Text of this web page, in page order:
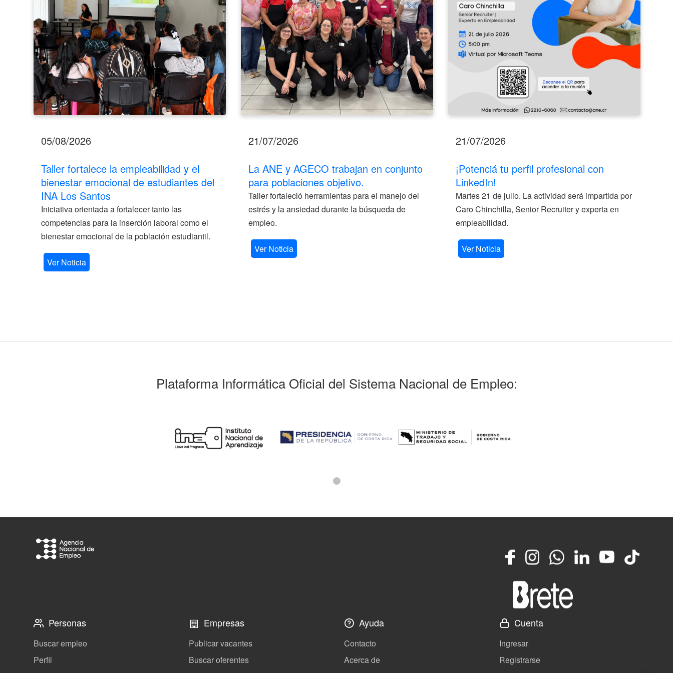
emocional
de
estudiantes
del
INA
Los
Santos
05/08/2026
Taller fortalece la empleabilidad y el
bienestar emocional de estudiantes del
INA Los Santos
Iniciativa orientada a fortalecer tanto las
competencias para la inserción laboral como el
bienestar emocional de la población estudiantil.
Ver Noticia
para
poblaciones
objetivo.
21/07/2026
La ANE y AGECO trabajan en conjunto
para poblaciones objetivo.
Taller fortaleció herramientas para el manejo del
estrés y la ansiedad durante la búsqueda de
empleo.
Ver Noticia
21/07/2026
¡Potenciá tu perfil profesional con
LinkedIn!
Martes 21 de julio. La actividad será impartida por
Caro Chinchilla, Senior Recruiter y experta en
empleabilidad.
Ver Noticia
Plataforma Informática Oficial del Sistema Nacional de Empleo:
FacebookInstagramWhatsappLinkedInYouTube
TikTok
Personas
Buscar empleo
Perfil
Empresas
Publicar vacantes
Buscar oferentes
Ayuda
Contacto
Acerca de
Cuenta
Ingresar
Registrarse